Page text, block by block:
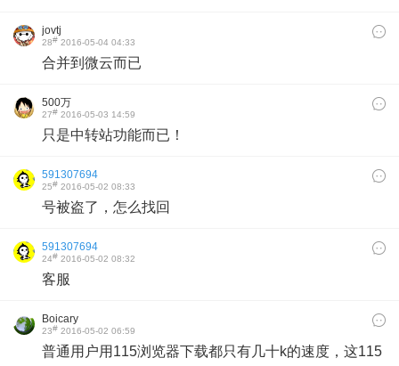
jovtj
28# 2016-05-04 04:33
合并到微云而已
500万
27# 2016-05-03 14:59
只是中转站功能而已！
591307694
25# 2016-05-02 08:33
号被盗了，怎么找回
591307694
24# 2016-05-02 08:32
客服
Boicary
23# 2016-05-02 06:59
普通用户用115浏览器下载都只有几十k的速度，这115